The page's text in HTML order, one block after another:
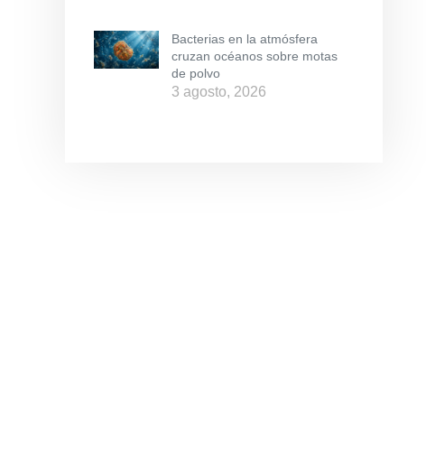
Bacterias en la atmósfera
cruzan océanos sobre motas
de polvo
3 agosto, 2026